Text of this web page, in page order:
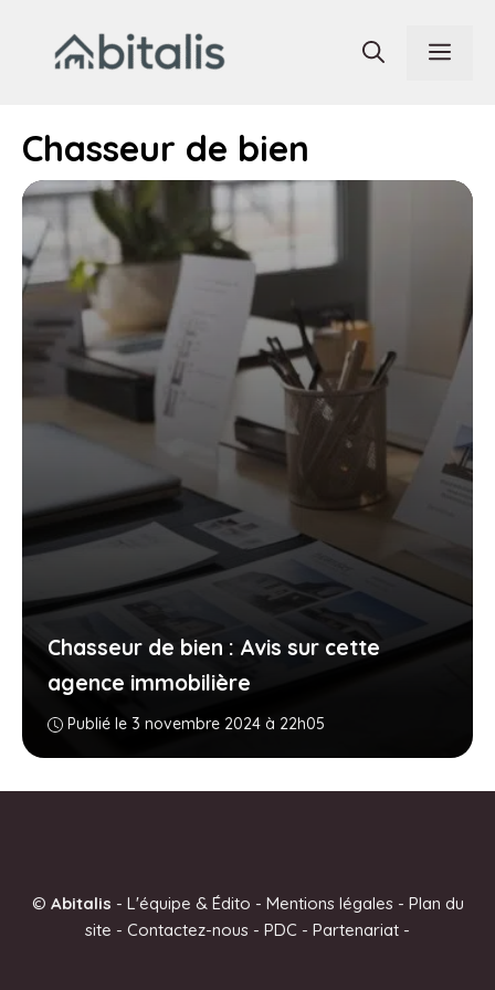
contenu
Chasseur de bien
Chasseur de bien : Avis sur cette
agence immobilière
Publié le 3 novembre 2024 à 22h05
© Abitalis - L'équipe & Édito - Mentions légales- Plan du
site - Contactez-nous - PDC - Partenariat -